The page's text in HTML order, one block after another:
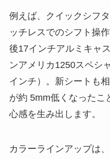
例えば、クイックシフ
ッチレスでのシフト操
後17インチアルミキャ
ンアメリカ1250スペシ
インチ）。新シートも
が約 5mm低くなったこ
心感を生み出します。
カラーラインアップは